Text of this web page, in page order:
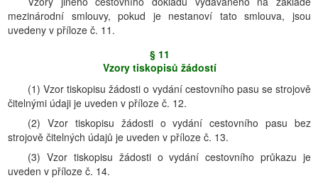
mezinárodní smlouvy, pokud je nestanoví tato smlouva, jsou
uvedeny v příloze č. 11.
§ 11
Vzory tiskopisů žádostí
(1) Vzor tiskopisu žádosti o vydání cestovního pasu se strojově
čitelnými údaji je uveden v příloze č. 12.
(2) Vzor tiskopisu žádosti o vydání cestovního pasu bez
strojově čitelných údajů je uveden v příloze č. 13.
(3) Vzor tiskopisu žádosti o vydání cestovního průkazu je
uveden v příloze č. 14.